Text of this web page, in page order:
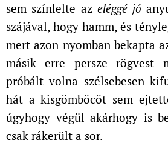
sem színlelte az eléggé jó
szájával, hogy hamm, és
mert azon nyomban bekapta
másik erre persze rögvest
próbált volna szélsebesen
hát a kisgömböcöt sem
úgyhogy végül akárhogy is
csak rákerült a sor.